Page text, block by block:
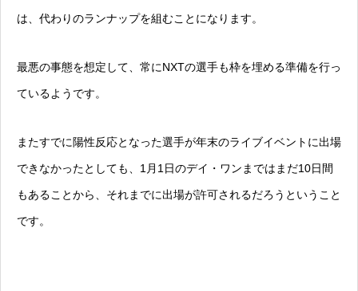
は、代わりのランナップを組むことになります。
最悪の事態を想定して、常にNXTの選手も枠を埋める準備を行っ
ているようです。
またすでに陽性反応となった選手が年末のライブイベントに出場
できなかったとしても、1月1日のデイ・ワンまではまだ10日間
もあることから、それまでに出場が許可されるだろうということ
です。